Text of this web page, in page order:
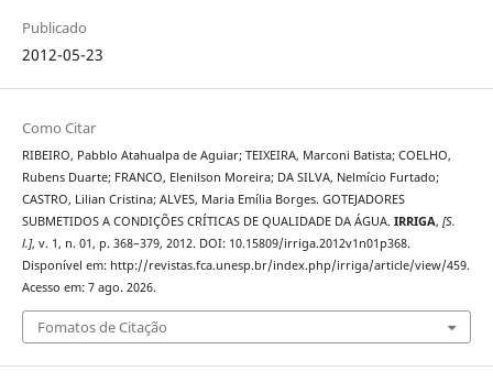
Publicado
2012-05-23
Como Citar
RIBEIRO, Pabblo Atahualpa de Aguiar; TEIXEIRA, Marconi Batista; COELHO,
Rubens Duarte; FRANCO, Elenilson Moreira; DA SILVA, Nelmício Furtado;
CASTRO, Lilian Cristina; ALVES, Maria Emília Borges. GOTEJADORES
SUBMETIDOS A CONDIÇÕES CRÍTICAS DE QUALIDADE DA ÁGUA. IRRIGA, [S.
l.], v. 1, n. 01, p. 368–379, 2012. DOI: 10.15809/irriga.2012v1n01p368.
Disponível em: http://revistas.fca.unesp.br/index.php/irriga/article/view/459.
Acesso em: 7 ago. 2026.
Fomatos de Citação